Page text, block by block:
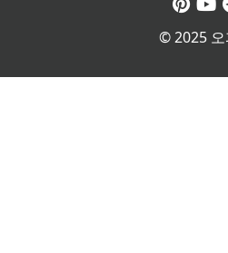
© 2025 오